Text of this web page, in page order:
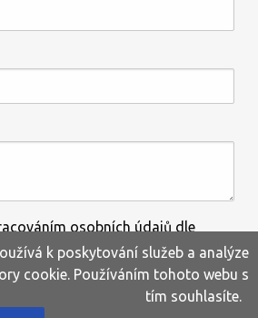
osobních údajů dle
zde.*k poskytování služeb a analýze
cookie. Používáním tohoto webu s
tím souhlasíte.